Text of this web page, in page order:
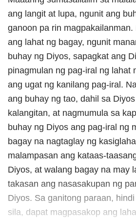
ang langit at lupa, ngunit ang
ganoon pa rin
ang lahat ng bagay, ngunit
buhay ng Diyos, sapagkat ang
pinagmulan ng pag-iral ng lahat
ang ugat ng kanilang pag-iral.
ang buhay ng tao, dahil sa
kalangitan, at nagmumula sa
buhay ng Diyos ang pag-iral ng
bagay na nagtaglay ng
malampasan ang kataas-
Diyos, at walang bagay na may
takasan ang nasasakupan ng
Diyos. Sa ganitong paraan,
sila, dapat magpasakop ang